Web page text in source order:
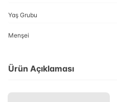
Yaş Grubu
Menşei
Ürün Açıklaması